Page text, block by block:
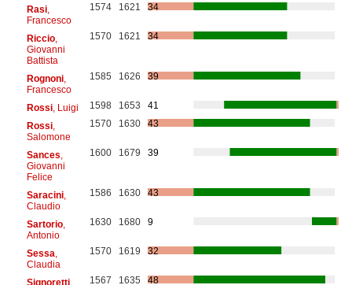
Rasi,
Francesco
1574 1621 34
Riccio,
Giovanni
Battista
1570 1621 34
Rognoni,
Francesco
1585 1626 39
Rossi, Luigi 1598 1653
41
Rossi,
Salomone
1570 1630 43
Sances
Giovanni
Felice
1600 1679 39
Saracini,
Claudio
1586 1630 43
Sartorio,
Antonio
1630 1680 9
Sessa
Claudia
1570 1619 32
Signoretti,
1567 1635 48